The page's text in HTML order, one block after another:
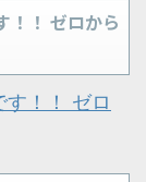
！ ゼロから
！！ ゼロ